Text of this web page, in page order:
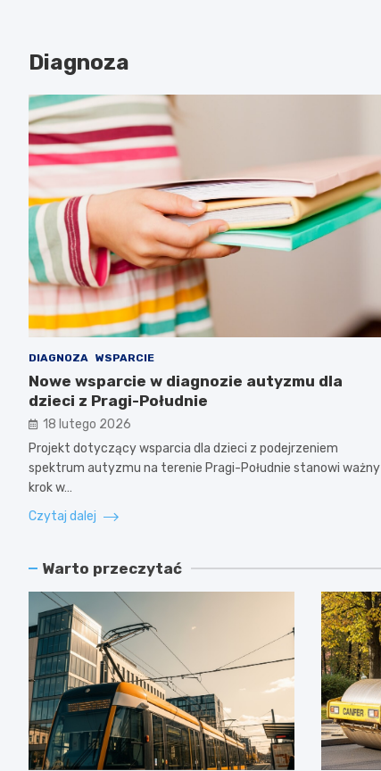
Diagnoza
DIAGNOZA WSPARCIE
Nowe wsparcie w diagnozie autyzmu dla
dzieci z Pragi-Południe
18 lutego 2026
Projekt dotyczący wsparcia dla dzieci z podejrzeniem
spektrum autyzmu na terenie Pragi-Południe stanowi ważny
krok w…
Czytaj dalej
Warto przeczytać